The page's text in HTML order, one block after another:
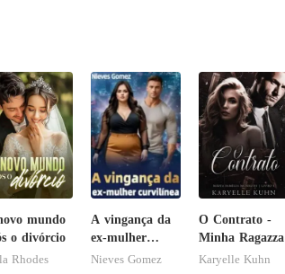
mundo
o divórcio
Rhodes
A vingança da
ex-mulher
curvilínea
Nieves Gomez
O Contrato -
Minha Ragazza
Karyelle Kuhn